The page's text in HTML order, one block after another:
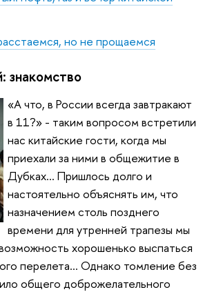
но не прощаемся
знакомство
«А что, в России всегда завтракают
в 11?» - таким вопросом встретили
нас китайские гости, когда мы
приехали за ними в общежитие в
Дубках… Пришлось долго и
настоятельно объяснять им, что
назначением столь позднего
времени для утренней трапезы мы
хорошенько выспаться
перелета… Однако томление без
общего доброжелательного